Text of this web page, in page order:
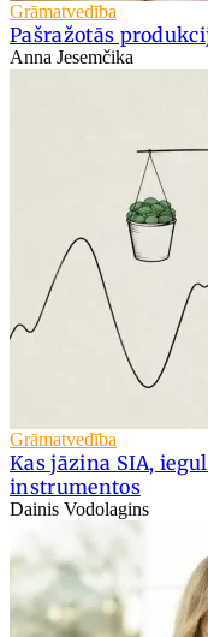
Grāmatvedība
Pašražotās
Anna Jesemčika
Grāmatvedība
Kas jāzina SIA,
instrumentos
Dainis Vodolagins